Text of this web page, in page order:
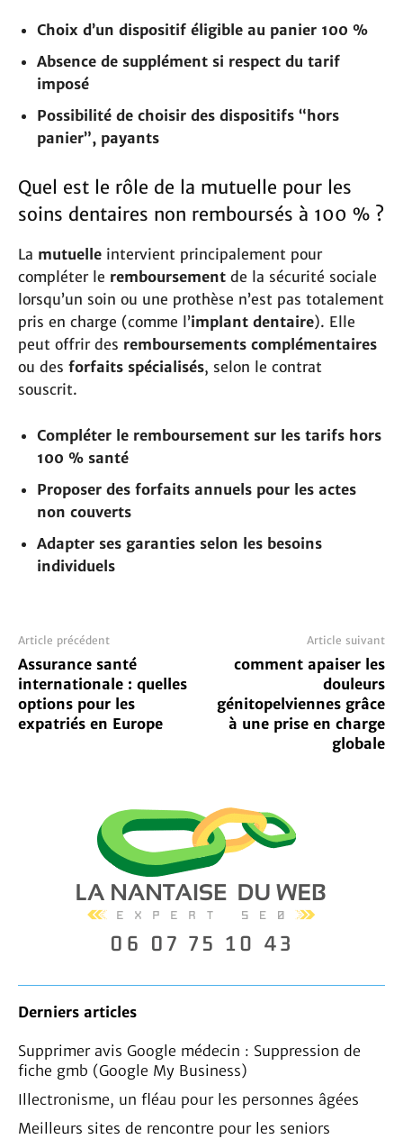
Choix d’un dispositif éligible au panier 100 %
Absence de supplément si respect du tarif
imposé
Possibilité de choisir des dispositifs “hors
panier”, payants
Quel est le rôle de la mutuelle pour les
soins dentaires non remboursés à 100 % ?
La mutuelle intervient principalement pour
compléter le remboursement de la sécurité sociale
lorsqu’un soin ou une prothèse n’est pas totalement
pris en charge (comme l’implant dentaire). Elle
peut offrir des remboursements complémentaires
ou des forfaits spécialisés, selon le contrat
souscrit.
Compléter le remboursement sur les tarifs hors
100 % santé
Proposer des forfaits annuels pour les actes
non couverts
Adapter ses garanties selon les besoins
individuels
Article précédent
Assurance santé
internationale : quelles
options pour les
expatriés en Europe
Article suivant
comment apaiser les
douleurs
génitopelviennes grâce
à une prise en charge
globale
Derniers articles
Supprimer avis Google médecin : Suppression de
fiche gmb (Google My Business)
Illectronisme, un fléau pour les personnes âgées
Meilleurs sites de rencontre pour les seniors